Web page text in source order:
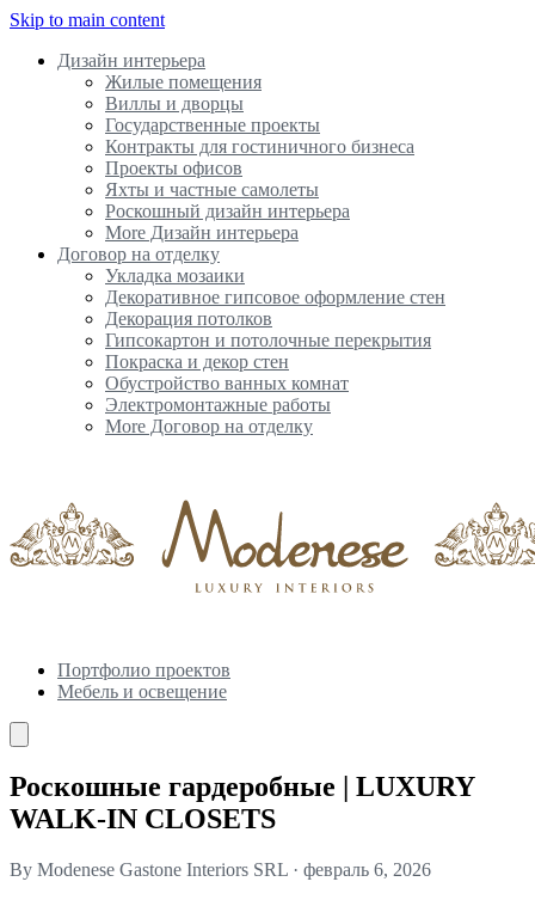
Skip to main content
Дизайн интерьера
Жилые помещения
Виллы и дворцы
Государственные проекты
Контракты для гостиничного бизнеса
Проекты офисов
Яхты и частные самолеты
Роскошный дизайн интерьера
More Дизайн интерьера
Договор на отделку
Укладка мозаики
Декоративное гипсовое оформление стен
Декорация потолков
Гипсокартон и потолочные перекрытия
Покраска и декор стен
Обустройство ванных комнат
Электромонтажные работы
More Договор на отделку
Портфолио проектов
Мебель и освещение
Роскошные гардеробные | LUXURY
WALK-IN CLOSETS
By Modenese Gastone Interiors SRL · февраль 6, 2026